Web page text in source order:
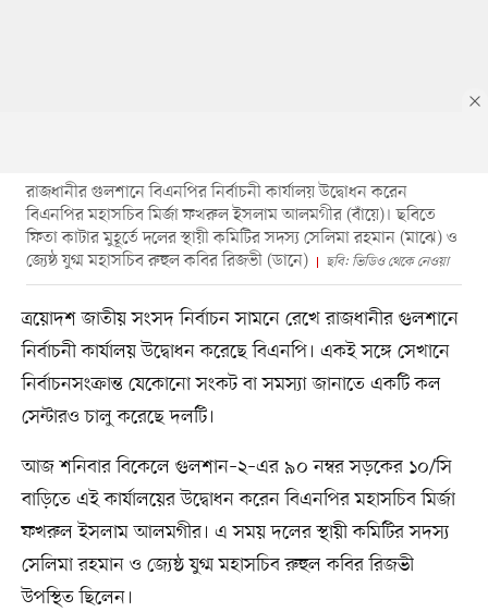
রাজধানীর গুলশানে বিএনপির নির্বাচনী কার্যালয় উদ্বোধন করেন
বিএনপির মহাসচিব মির্জা ফখরুল ইসলাম আলমগীর (বাঁয়ে)। ছবিতে
ফিতা কাটার মুহূর্তে দলের স্থায়ী কমিটির সদস্য সেলিমা রহমান (মাঝে) ও
জ্যেষ্ঠ যুগ্ম মহাসচিব রুহুল কবির রিজভী (ডানে)
ছবি: ভিডিও থেকে নেওয়া
ত্রয়োদশ জাতীয় সংসদ নির্বাচন সামনে রেখে রাজধানীর গুলশানে
নির্বাচনী কার্যালয় উদ্বোধন করেছে বিএনপি। একই সঙ্গে সেখানে
নির্বাচনসংক্রান্ত যেকোনো সংকট বা সমস্যা জানাতে একটি কল
সেন্টারও চালু করেছে দলটি।
আজ শনিবার বিকেলে গুলশান–২–এর ৯০ নম্বর সড়কের ১০/সি
বাড়িতে এই কার্যালয়ের উদ্বোধন করেন বিএনপির মহাসচিব মির্জা
ফখরুল ইসলাম আলমগীর। এ সময় দলের স্থায়ী কমিটির সদস্য
সেলিমা রহমান ও জ্যেষ্ঠ যুগ্ম মহাসচিব রুহুল কবির রিজভী
উপস্থিত ছিলেন।